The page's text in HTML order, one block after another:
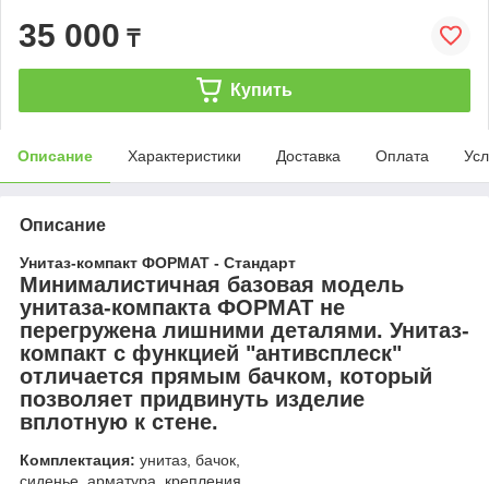
35 000 ₸
Купить
Описание Характеристики Доставка Оплата
Описание
Унитаз-компакт ФОРМАТ - Стандарт
Минималистичная базовая модель
унитаза-компакта ФОРМАТ не
перегружена лишними деталями. Унитаз-
компакт с функцией "антивсплеск"
отличается прямым бачком, который
позволяет придвинуть изделие
вплотную к стене.
Комплектация: унитаз, бачок,